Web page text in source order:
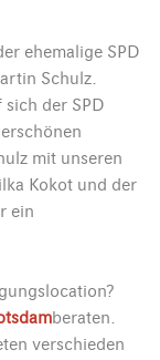
ehemalige SPD
Schulz.
der SPD
mit unseren
Kokot und der
ein
beraten.
verschieden